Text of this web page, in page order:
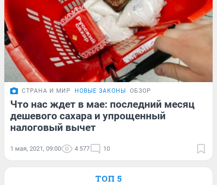
СТРАНА И МИР НОВЫЕ ЗАКОНЫ ОБЗОР
Что нас ждет в мае: последний месяц
дешевого сахара и упрощенный
налоговый вычет
1 мая, 2021, 09:00 4 577 10
ТОП 5